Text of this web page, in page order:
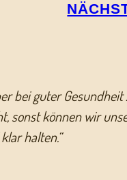
bei guter Gesundheit
sonst können wir
halten.“